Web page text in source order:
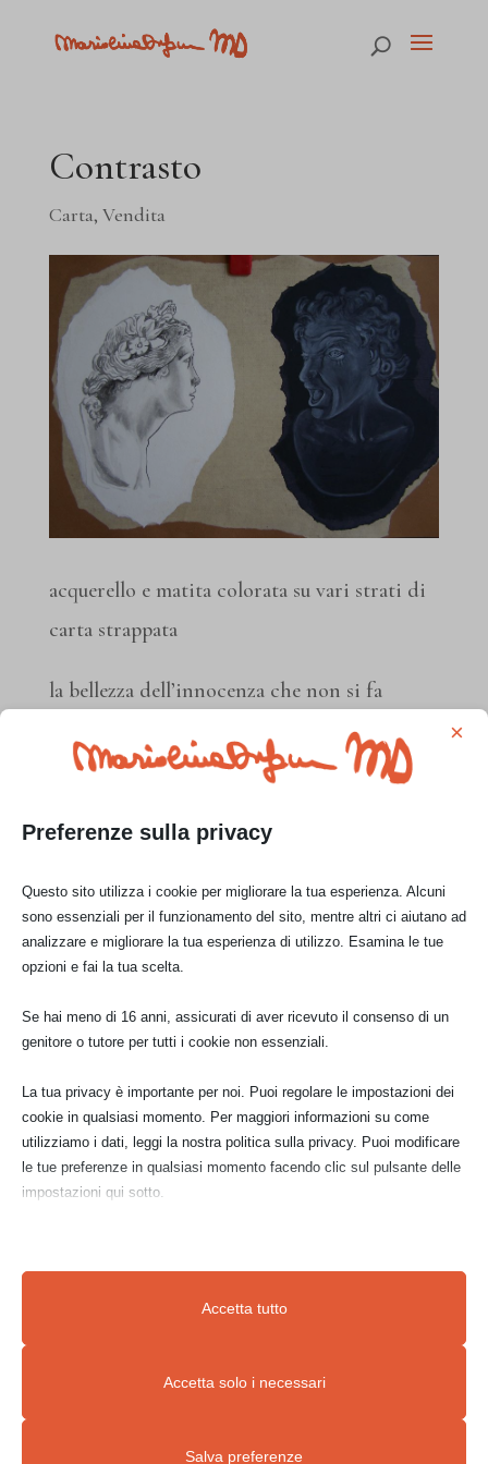
Contrasto
Carta, Vendita
acquerello e matita colorata su vari strati di
carta strappata
la bellezza dell’innocenza che non si fa
Prezzo di vendita:
Preferenze sulla privacy
×
Questo sito utilizza i cookie per migliorare la tua esperienza. Alcuni
sono essenziali per il funzionamento del sito, mentre altri ci aiutano ad
analizzare e migliorare la tua esperienza di utilizzo. Esamina le tue
opzioni e fai la tua scelta.
Se hai meno di 16 anni, assicurati di aver ricevuto il consenso di un
genitore o tutore per tutti i cookie non essenziali.
La tua privacy è importante per noi. Puoi regolare le impostazioni dei
cookie in qualsiasi momento. Per maggiori informazioni su come
utilizziamo i dati, leggi la nostra politica sulla privacy. Puoi modificare
le tue preferenze in qualsiasi momento facendo clic sul pulsante delle
impostazioni qui sotto.
influire sulla tua esperienza del sito e sui servizi che possiamo offrire.
I cookie e i servizi essenziali abilitano le funzioni di base e sono
Accetta tutto
Accetta solo i necessari
Salva preferenze